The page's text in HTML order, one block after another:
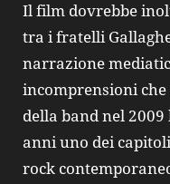
Il film dovrebbe
tra i fratelli
narrazione
incomprensioni
della band nel
anni uno dei
rock